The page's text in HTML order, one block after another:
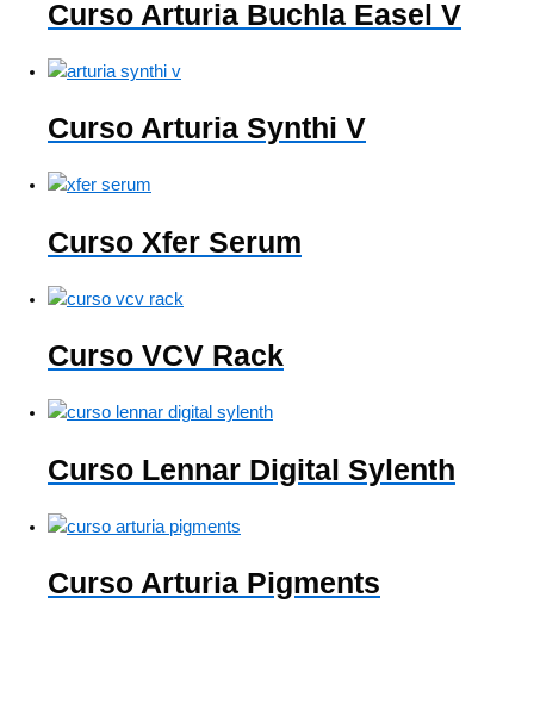
Curso Arturia Buchla Easel V
Curso Arturia Synthi V
Curso Xfer Serum
Curso VCV Rack
Curso Lennar Digital Sylenth
Curso Arturia Pigments